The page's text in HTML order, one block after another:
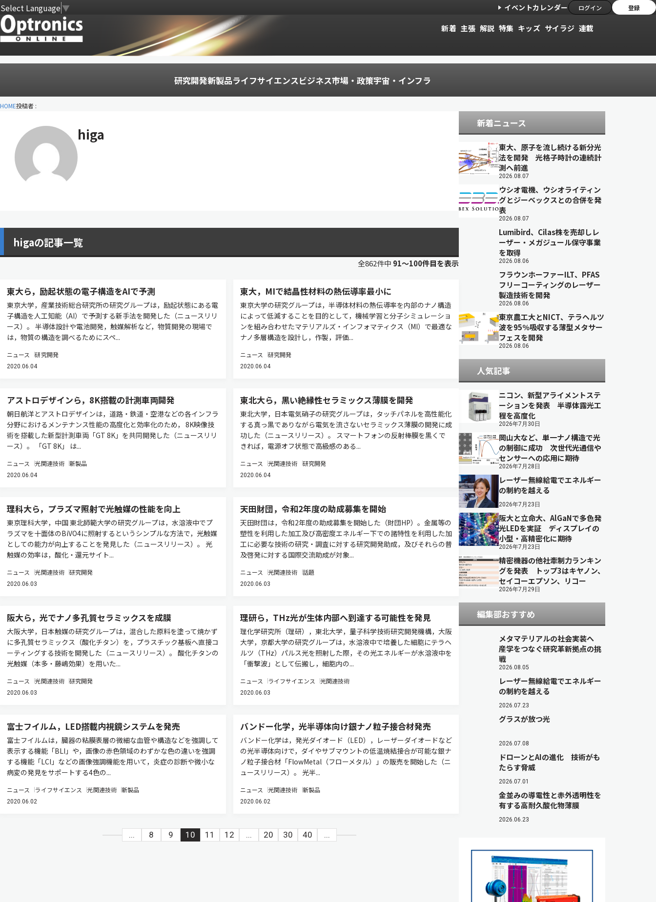
Select Language▼ イベントカレンダー ログイン 登録
新着 主張 解説 特集 キッズ サイラジ 連載
研究開発新製品ライフサイエンスビジネス市場・政策宇宙・インフラ
HOME投稿者 :
higa
higaの記事一覧
全862件中 91〜100件目を表示
東大ら，励起状態の電子構造をAIで予測
東京大学，産業技術総合研究所の研究グループは，励起状態にある電
子構造を人工知能（AI）で予測する新手法を開発した（ニュースリリ
ース）。 半導体設計や電池開発，触媒解析など，物質開発の現場で
は，物質の構造を調べるためにスペ...
ニュース 研究開発
2020.06.04
東大，MIで結晶性材料の熱伝導率最小に
東京大学の研究グループは，半導体材料の熱伝導率を内部のナノ構造
によって低減することを目的として，機械学習と分子シミュレーショ
ンを組み合わせたマテリアルズ・インフォマティクス（MI）で最適な
ナノ多層構造を設計し，作製，評価...
ニュース 研究開発
2020.06.04
アストロデザインら，8K搭載の計測車両開発
朝日航洋とアストロデザインは，道路・鉄道・空港などの各インフラ
分野におけるメンテナンス性能の高度化と効率化のため， 8K映像技
術を搭載した新型計測車両「GT 8K」を共同開発した（ニュースリリ
ース）。 「GT 8K」 は...
ニュース 光関連技術 新製品
2020.06.04
東北大ら，黒い絶縁性セラミックス薄膜を開発
東北大学，日本電気硝子の研究グループは，タッチパネルを高性能化
する真っ黒でありながら電気を流さないセラミックス薄膜の開発に成
功した（ニュースリリース）。 スマートフォンの反射棒膜を黒くで
きれば，電源オフ状態で高級感のある...
ニュース 光関連技術 研究開発
2020.06.04
理科大ら，プラズマ照射で光触媒の性能を向上
東京理科大学，中国 東北師範大学の研究グループは，水溶液中でプ
ラズマを十面体のBiVO4に照射するというシンプルな方法で，光触媒
としての能力が向上することを発見した（ニュースリリース）。 光
触媒の効率は，酸化・還元サイト...
ニュース 光関連技術 研究開発
2020.06.03
天田財団，令和2年度の助成募集を開始
天田財団は，令和2年度の助成募集を開始した（財団HP）。金属等の
塑性を利用した加工及び高密度エネルギー下での諸特性を利用した加
工に必要な技術の研究・調査に対する研究開発助成，及びそれらの普
及啓発に対する国際交流助成が対象...
ニュース 光関連技術 話題
2020.06.03
阪大ら，光でナノ多孔質セラミックスを成膜
大阪大学，日本触媒の研究グループは，混合した原料を塗って焼かず
に多孔質セラミックス（酸化チタン）を，プラスチック基板へ直接コ
ーティングする技術を開発した（ニュースリリース）。 酸化チタンの
光触媒（本多・藤嶋効果）を用いた...
ニュース 光関連技術 研究開発
2020.06.03
理研ら，THz光が生体内部へ到達する可能性を発見
理化学研究所（理研），東北大学，量子科学技術研究開発機構，大阪
大学，京都大学の研究グループは，水溶液中で培養した細胞にテラヘ
ルツ（THz）パルス光を照射した際，その光エネルギーが水溶液中を
「衝撃波」として伝搬し，細胞内の...
ニュース ライフサイエンス 光関連技術
2020.06.03
富士フイルム，LED搭載内視鏡システムを発売
富士フイルムは，臓器の粘膜表層の微細な血管や構造などを強調して
表示する機能「BLI」や，画像の赤色領域のわずかな色の違いを強調
する機能「LCI」などの画像強調機能を用いて，炎症の診断や微小な
病変の発見をサポートする4色の...
ニュース ライフサイエンス 光関連技術 新製品
2020.06.02
バンドー化学，光半導体向け銀ナノ粒子接合材発売
バンドー化学は，発光ダイオード（LED），レーザーダイオードなど
の光半導体向けで，ダイやサブマウントの低温焼結接合が可能な銀ナ
ノ粒子接合材「FlowMetal（フローメタル）」の販売を開始した（ニ
ュースリリース）。 光半...
ニュース 光関連技術 新製品
2020.06.02
... 8 9 10 11 12 ... 20 30 40 ...
新着ニュース
東大、原子を流し続ける新分光
法を開発 光格子時計の連続計
測へ前進
2026.08.07
ウシオ電機、ウシオライティン
グとジーベックスとの合併を発
表
2026.08.07
Lumibird、Cilas株を売却しレ
ーザー・メガジュール保守事業
を取得
2026.08.06
フラウンホーファーILT、PFAS
フリーコーティングのレーザー
製造技術を開発
2026.08.06
東京農工大とNICT、テラヘルツ
波を95％吸収する薄型メタサー
フェスを開発
2026.08.06
人気記事
ニコン、新型アライメントステ
ーションを発表 半導体露光工
程を高度化
2026年7月30日
岡山大など、単一ナノ構造で光
の制御に成功 次世代光通信や
センサーへの応用に期待
2026年7月28日
レーザー無線給電でエネルギー
の制約を越える
2026年7月23日
阪大と立命大、AlGaNで多色発
光LEDを実証 ディスプレイの
小型・高精密化に期待
2026年7月23日
精密機器の他社牽制力ランキン
グを発表 トップ3はキヤノン、
セイコーエプソン、リコー
2026年7月29日
編集部おすすめ
メタマテリアルの社会実装へ
産学をつなぐ研究革新拠点の挑
戦
2026.08.05
レーザー無線給電でエネルギー
の制約を越える
2026.07.23
グラスが放つ光
2026.07.08
ドローンとAIの進化 技術がも
たらす脅威
2026.07.01
金並みの導電性と赤外透明性を
有する高耐久酸化物薄膜
2026.06.23